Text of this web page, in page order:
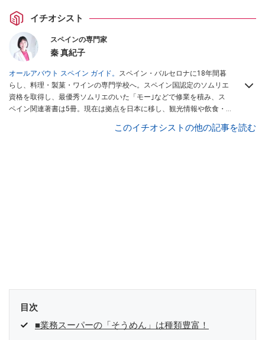
イチオシスト
スペインの専門家
秦 真紀子
オールアバウト スペイン ガイド。 スペイン・バルセロナに18年間暮
らし、料理・製菓・ワインの専門学校へ。スペイン国認定のソムリエ
資格を取得し、最優秀ソムリエのいた「モー｣などで修業を積み、ス
ペイン関連著書は5冊。現在は拠点を日本に移し、観光情報や飲食・
など、食品・スイーツ販売チェーンのおすすめ商
このイチオシストの他の記事を読む
目次
■業務スーパーの「そうめん」は種類豊富！